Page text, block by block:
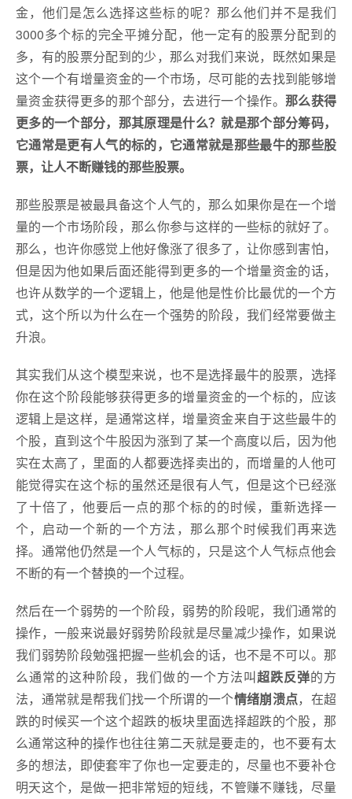
金，他们是怎么选择这些标的呢？那么他们并不是我们
3000多个标的完全平摊分配，他一定有的股票分配到的
多，有的股票分配到的少，那么对我们来说，既然如果是
这个一个有增量资金的一个市场，尽可能的去找到能够增
量资金获得更多的那个部分，去进行一个操作。 那么获得
更多的一个部分，那其原理是什么？就是那个部分筹码，
它通常是更有人气的标的，它通常就是那些最牛的那些股
票，让人不断赚钱的那些股票。
那些股票是被最具备这个人气的，那么如果你是在一个增
量的一个市场阶段，那么你参与这样的一些标的就好了。
那么，也许你感觉上他好像涨了很多了，让你感到害怕，
但是因为他如果后面还能得到更多的一个增量资金的话，
也许从数学的一个逻辑上，他是他是性价比最优的一个方
式，这个所以为什么在一个强势的阶段，我们经常要做主
升浪。
其实我们从这个模型来说，也不是选择最牛的股票，选择
你在这个阶段能够获得更多的增量资金的一个标的，应该
逻辑上是这样，是通常这样，增量资金来自于这些最牛的
个股，直到这个牛股因为涨到了某一个高度以后，因为他
实在太高了，里面的人都要选择卖出的，而增量的人他可
能觉得实在这个标的虽然还是很有人气，但是这个已经涨
了十倍了，他要后一点的那个标的的时候，重新选择一
个，启动一个新的一个方法，那么那个时候我们再来选
择。通常他仍然是一个人气标的，只是这个人气标点他会
不断的有一个替换的一个过程。
然后在一个弱势的一个阶段，弱势的阶段呢，我们通常的
操作，一般来说最好弱势阶段就是尽量减少操作，如果说
我们弱势阶段勉强把握一些机会的话，也不是不可以。那
么通常的这种阶段，我们做的一个方法叫超跌反弹的方
法，通常就是帮我们找一个所谓的一个情绪崩溃点，在超
跌的时候买一个这个超跌的板块里面选择超跌的个股，那
么通常这种的操作也往往第二天就是要走的，也不要有太
多的想法，即使套牢了你也一定要走的，尽量也不要补仓
明天这个，是做一把非常短的短线，不管赚不赚钱，尽量